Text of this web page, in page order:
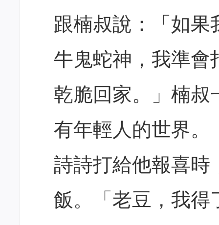
跟楠叔說：「如果
牛鬼蛇神，我準會
乾脆回家。」楠叔
有年輕人的世界。
詩詩打給他報喜時
飯。「老豆，我得